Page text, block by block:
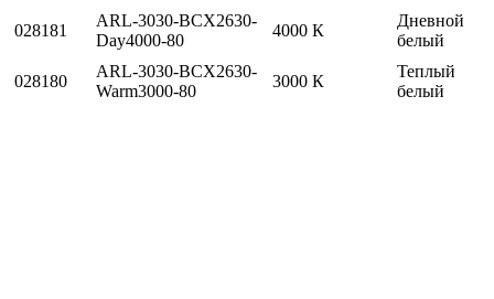
028181
ARL-3030-BCX2630-
Day4000-80
4000 К
Дневной
белый
028180
ARL-3030-BCX2630-
Warm3000-80
3000 К
Теплый
белый